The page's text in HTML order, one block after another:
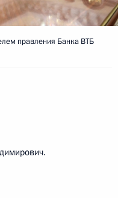
правления Банка ВТБ